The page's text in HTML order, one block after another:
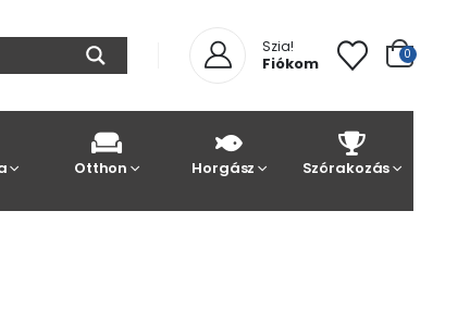
Szia!
Fiókom 0
Otthon Horgász Szórakozás